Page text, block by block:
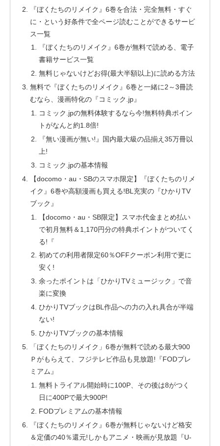
『ぼくたちのリメイク』6巻を合法・完全無料・すぐ
に・という好条件で全ページ読むことができるサービ
ス一覧
『ぼくたちのリメイク』6巻が無料で読める、電子
書籍サービス一覧
無料じゃないけどお得(最大半額以上)に読める方法
無料で『ぼくたちのリメイク』6巻と一緒に2～3冊読
むなら、漫画特化の『コミック.jp』
コミック.jpの無料体験するなら今!無料特典ポイン
トがなんと約1.8倍!
『無い漫画が無い!』国内最大級の品揃え35万冊以
上!
コミック.jpの基本情報
【docomo・au・SBのスマホ限定】『ぼくたちのリメ
イク』6巻や高額漫画も買える!BL充実の『ひかりTV
ブック』
【docomo・au・SB限定】スマホ代金まとめ払い
で初月無料＆1,170円分の特典ポイントがついてく
る!『
初めての利用者限定60％OFFクーポン利用で更に
安く!
余ったポイントは「ひかりTVミュージック」で音
楽に変換
ひかりTVブックはBL作品への力の入れ具合が半端
ない!
ひかりTVブックの基本情報
「ぼくたちのリメイク」6巻が無料で読める最大900
Ｐがもらえて、フジテレビ作品も見放題!『FODプレ
ミアム』
無料トライアル開始時に100P、その後は8がつく
日に400Pで最大900P!
FODプレミアムの基本情報
『ぼくたちのリメイク』6巻が無料じゃないけど格安
＆定価の40％還元!しかもアニメ・映画が見放題『U-